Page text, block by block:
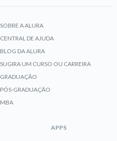
SOBRE A ALURA
CENTRAL DE AJUDA
BLOG DA ALURA
SUGIRA UM CURSO OU CARREIRA
GRADUAÇÃO
PÓS-GRADUAÇÃO
MBA
APPS